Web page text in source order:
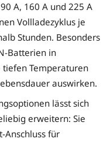
A, 160 A und 225 A
Vollladezyklus je
Stunden. Besonders
Batterien in
tiefen Temperaturen
auswirken.
lässt sich
erweitern: Sie
Anschluss für